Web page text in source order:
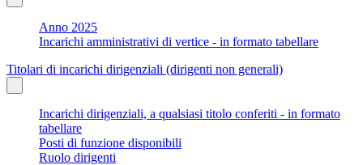
Anno 2025
Incarichi amministrativi di vertice - in formato tabellare
Titolari di incarichi dirigenziali (dirigenti non generali)
Incarichi dirigenziali, a qualsiasi titolo conferiti - in formato
tabellare
Posti di funzione disponibili
Ruolo dirigenti